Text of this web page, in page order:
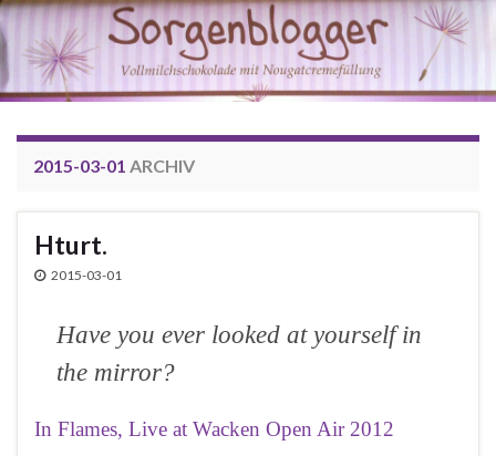
2015-03-01 ARCHIV
Hturt.
2015-03-01
Have you ever looked at yourself in
the mirror?
In Flames, Live at Wacken Open Air 2012